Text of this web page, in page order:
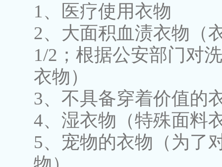
1、医疗使用衣物
2、大面积血渍衣物（
1/2；根据公安部门对
衣物）
3、不具备穿着价值的
4、湿衣物（特殊面料
5、宠物的衣物（为了